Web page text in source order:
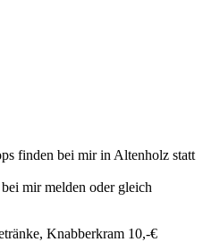
finden bei mir in Altenholz statt
mir melden oder gleich
Knabberkram 10,-€